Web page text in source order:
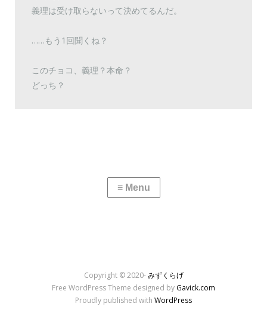
義理は受け取らないって決めてるんだ。
……もう1回聞くね？
このチョコ、義理？本命？
どっち？
Copyright © 2020-みずくらげ
Free WordPress Theme designed by Gavick.com
Proudly published with WordPress